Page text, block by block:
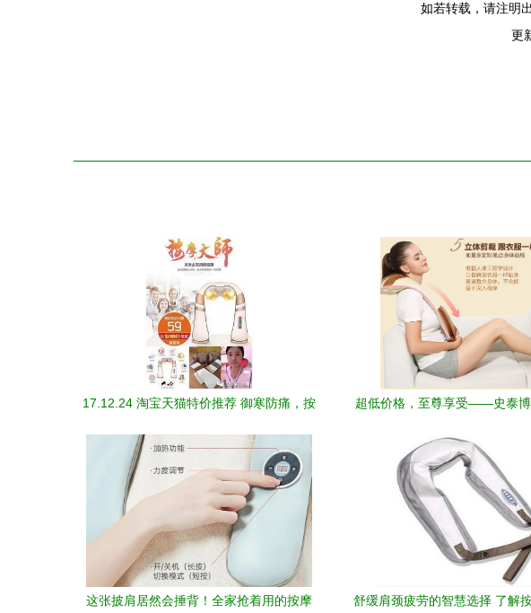
如若转载，请注明
更
17.12.24 淘宝天猫特价推荐 御寒防痛，按
超低价格，至尊享受——史泰
这张披肩居然会捶背！全家抢着用的按摩
舒缓肩颈疲劳的智慧选择 了解